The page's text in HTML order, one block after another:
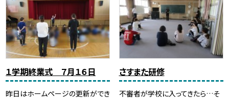
１学期終業式 ７月１６日
昨日はホームページの更新ができ
さすまた研修
不審者が学校に入ってきたら…そ